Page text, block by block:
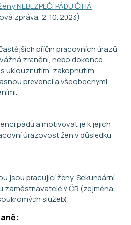
NEBEZPEČÍ PÁDU ČÍHÁ
zpráva, 2. 10. 2023)
příčin pracovních úrazů
zranění, nebo dokonce
uklouznutím, zakopnutím
prevencí a všeobecnými
pádů a motivovat je k jejich
úrazovost žen v důsledku
jsou pracující ženy. Sekundární
zaměstnavatelé v ČR (zejména
služeb).